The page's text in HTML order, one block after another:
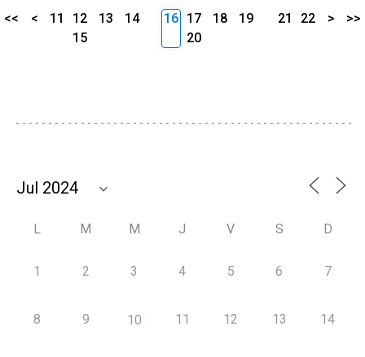
<< < 11 12 13
14
15
16 17 18
19
20
21 22 > >>
L M M J V S D
1 2 3 4 5 6 7
8 9 10 11 12 13 14